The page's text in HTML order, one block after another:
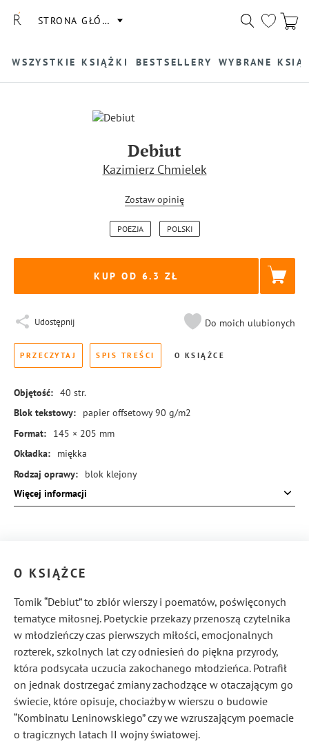
STRONA GŁÓWNA
WSZYSTKIE KSIĄŻKI BESTSELLERY WYBRANE
Debiut
Kazimierz Chmielek
Zostaw opinię
POEZJA POLSKI
KUP OD 6.3
Udostępnij Do moich ulubionych
PRZECZYTAJ SPIS TREŚCI O KSIĄŻCE
Objętość: 40 str.
Blok tekstowy:
papier offsetowy 90 g/m2
Format:
145 × 205 mm
Okładka:
miękka
Rodzaj oprawy:
blok klejony
ISBN:
978-83-8440-445-4
Więcej informacji
O KSIĄŻCE
Tomik “Debiut” to zbiór wierszy i poematów, poświęconych
tematyce miłosnej. Poetyckie przekazy przenoszą czytelnika
w młodzieńczy czas pierwszych miłości, emocjonalnych
rozterek, szkolnych lat czy odniesień do piękna przyrody,
która podsycała uczucia zakochanego młodzieńca. Potrafił
on jednak dostrzegać zmiany zachodzące w otaczającym go
świecie, które opisuje, chociażby w wierszu o budowie
“Kombinatu Leninowskiego” czy we wzruszającym poemacie
o tragicznych latach II wojny światowej.